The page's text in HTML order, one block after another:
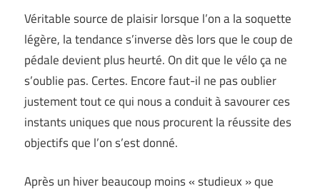
Véritable source de plaisir lorsque l’on a la soquette
légère, la tendance s’inverse dès lors que le coup de
pédale devient plus heurté. On dit que le vélo ça ne
s’oublie pas. Certes. Encore faut-il ne pas oublier
justement tout ce qui nous a conduit à savourer ces
instants uniques que nous procurent la réussite des
objectifs que l’on s’est donné.
Après un hiver beaucoup moins « studieux » que